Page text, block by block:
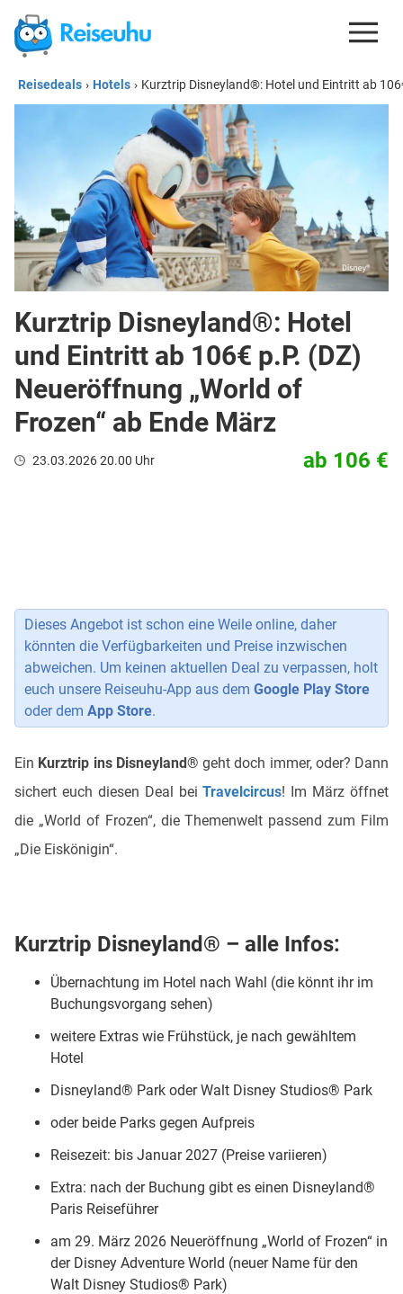
REISEDEALS
GUTSCHEINE
KREDITKARTEN
ESIM
REISEBLOG
Reisedeals › Hotels › Kurztrip Disneyland®: Hotel und Eintritt ab
Kurztrip Disneyland®: Hotel
und Eintritt ab 106€ p.P. (DZ)
Neueröffnung „World of
Frozen“ ab Ende März
23.03.2026 20.00 Uhr ab 106 €
Dieses Angebot ist schon eine Weile online, daher
könnten die Verfügbarkeiten und Preise inzwischen
abweichen. Um keinen aktuellen Deal zu verpassen, holt
euch unsere Reiseuhu-App aus dem Google Play Store
oder dem App Store.
Ein Kurztrip ins Disneyland® geht doch immer, oder? Dann
sichert euch diesen Deal beiTravelcircus! Im März öffnet
die „World of Frozen“, die Themenwelt passend zum Film
„Die Eiskönigin“.
Kurztrip Disneyland® – alle Infos:
Übernachtung im Hotel nach Wahl (die könnt ihr im
Buchungsvorgang sehen)
weitere Extras wie Frühstück, je nach gewähltem
Hotel
Disneyland® Park oder Walt Disney Studios® Park
oder beide Parks gegen Aufpreis
Reisezeit: bis Januar 2027 (Preise variieren)
Extra: nach der Buchung gibt es einen Disneyland®
Paris Reiseführer
am 29. März 2026 Neueröffnung „World of Frozen“ in
der Disney Adventure World (neuer Name für den
Walt Disney Studios® Park)